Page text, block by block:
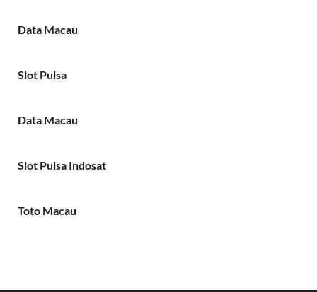
Data Macau
Slot Pulsa
Data Macau
Slot Pulsa Indosat
Toto Macau